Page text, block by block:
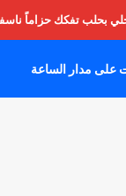
بحلب تفكك حزاماً
على مدار الساعة